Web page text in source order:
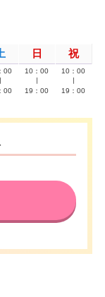
日 祝
00
00
10：00
19：00
10：00
19：00